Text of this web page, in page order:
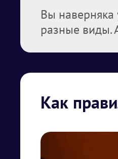
Вы наверняка
разные виды.
Как